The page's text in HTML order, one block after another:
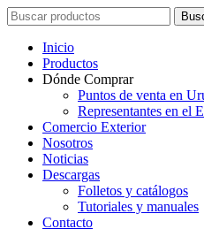
Search
for:
Inicio
Productos
Dónde Comprar
Puntos de venta en
Representantes en el
Comercio Exterior
Nosotros
Noticias
Descargas
Folletos y catálogos
Tutoriales y manuales
Contacto